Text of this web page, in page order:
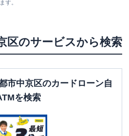
す。
区のサービスから検索
市中京区のカードローン自
を検索